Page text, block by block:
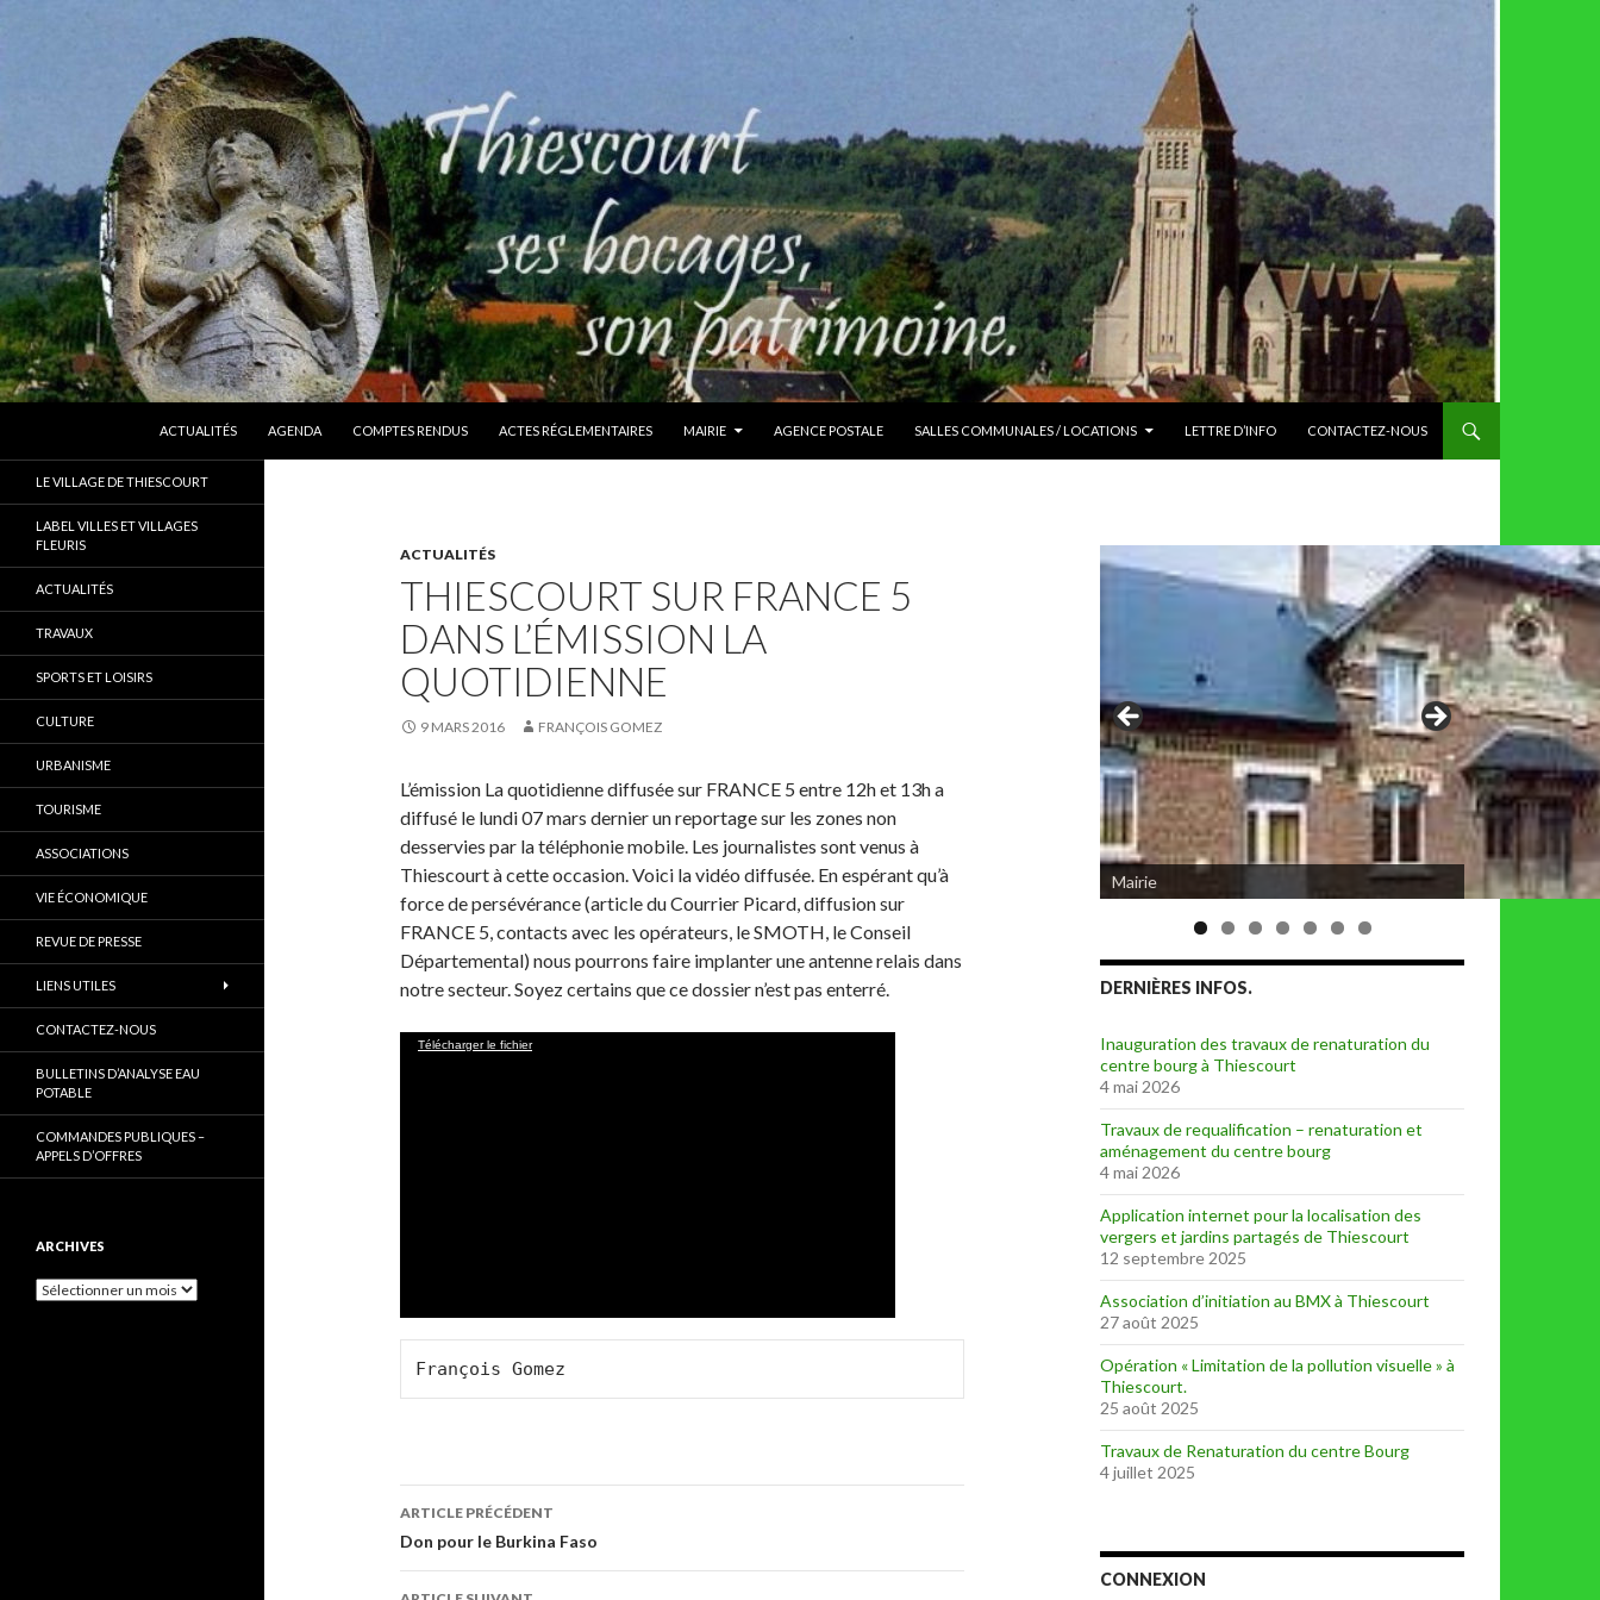
ACTUALITÉS
AGENDA COMPTES RENDUS ACTES RÉGLEMENTAIRES MAIRIE AGENCE POSTALE SALLES COMMUNALES / LOCATIONS LETTRE D’INFO CONTACTEZ-NOUS
ACTUALITÉS
THIESCOURT SUR FRANCE 5
DANS L’ÉMISSION LA
QUOTIDIENNE
9 MARS 2016 FRANÇOIS GOMEZ
L’émission La quotidienne diffusée sur FRANCE 5 entre 12h et 13h a
diffusé le lundi 07 mars dernier un reportage sur les zones non
desservies par la téléphonie mobile. Les journalistes sont venus à
Thiescourt à cette occasion. Voici la vidéo diffusée. En espérant qu’à
force de persévérance (article du Courrier Picard, diffusion sur
FRANCE 5, contacts avec les opérateurs, le SMOTH, le Conseil
Départemental) nous pourrons faire implanter une antenne relais dans
notre secteur. Soyez certains que ce dossier n’est pas enterré.
Lecteur
Télécharger le fichier
François Gomez
Navigation
des
articles
ARTICLE PRÉCÉDENT
Don pour le Burkina Faso
Mairie
DERNIÈRES INFOS.
Inauguration des travaux de renaturation du
centre bourg à Thiescourt
4 mai 2026
Travaux de requalification – renaturation et
aménagement du centre bourg
4 mai 2026
Application internet pour la localisation des
vergers et jardins partagés de Thiescourt
12 septembre 2025
Association d’initiation au BMX à Thiescourt
27 août 2025
Opération « Limitation de la pollution visuelle » à
Thiescourt.
25 août 2025
Travaux de Renaturation du centre Bourg
4 juillet 2025
CONNEXION
Thiescourt (Oise)
LE VILLAGE DE THIESCOURT
LABEL VILLES ET VILLAGES
FLEURIS
ACTUALITÉS
TRAVAUX
SPORTS ET LOISIRS
CULTURE
URBANISME
TOURISME
ASSOCIATIONS
VIE ÉCONOMIQUE
REVUE DE PRESSE
LIENS UTILES
CONTACTEZ-NOUS
BULLETINS D’ANALYSE EAU
POTABLE
COMMANDES PUBLIQUES –
APPELS D’OFFRES
ARCHIVES
Archives